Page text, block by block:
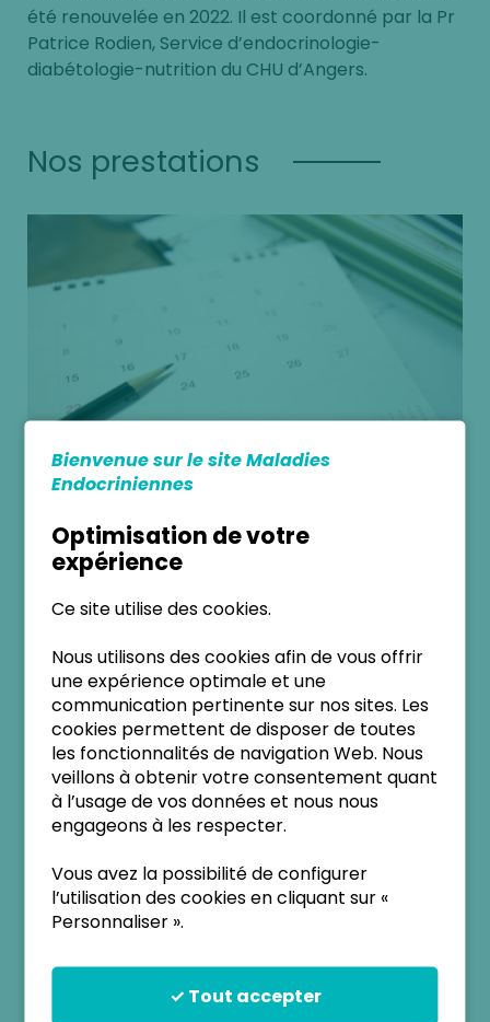
été renouvelée en 2022. Il est coordonné par la Pr
Patrice Rodien, Service d’endocrinologie-
diabétologie-nutrition du CHU d’Angers.
Nos prestations
AGENDA
EN SAVOIR PLUS
Bienvenue sur le site Maladies
Endocriniennes
Optimisation de votre
expérience
Ce site utilise des cookies.
Nous utilisons des cookies afin de vous offrir
une expérience optimale et une
communication pertinente sur nos sites. Les
cookies permettent de disposer de toutes
les fonctionnalités de navigation Web. Nous
veillons à obtenir votre consentement quant
à l’usage de vos données et nous nous
engageons à les respecter.
Vous avez la possibilité de configurer
l’utilisation des cookies en cliquant sur «
Personnaliser ».
✓ Tout accepter